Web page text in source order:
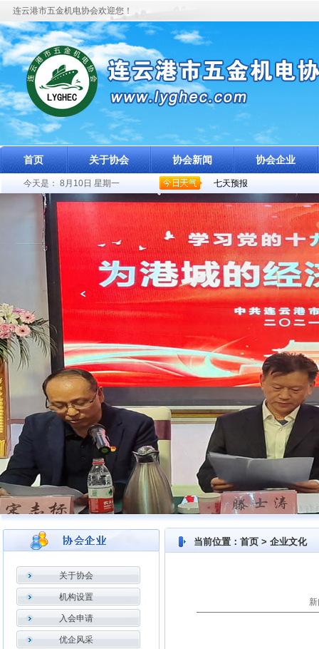
连云港市五金机电协会欢迎您！
首页 关于协会 协会新闻 协会企业
今天是： 8月10日 星期一
关于协会
机构设置
入会申请
优企风采
当前位置：首页 > 企业文化